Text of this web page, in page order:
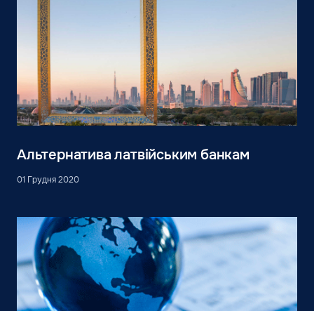
Альтернатива латвійським банкам
01 Грудня 2020